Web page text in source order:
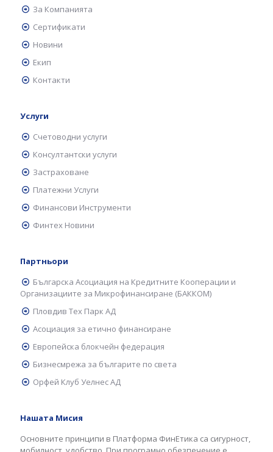
За Компанията
Сертификати
Новини
Екип
Контакти
Услуги
Счетоводни услуги
Консултантски услуги
Застраховане
Платежни Услуги
Финансови Инструменти
Финтех Новини
Партньори
Българска Асоциация на Кредитните Кооперации и
Организациите за Микрофинансиране (БАККОМ)
Пловдив Тех Парк АД
Асоциация за етично финансиране
Европейска блокчейн федерация
Бизнесмрежа за българите по света
Орфей Клуб Уелнес АД
Нашата Мисия
Основните принципи в Платформа ФинЕтика са сигурност,